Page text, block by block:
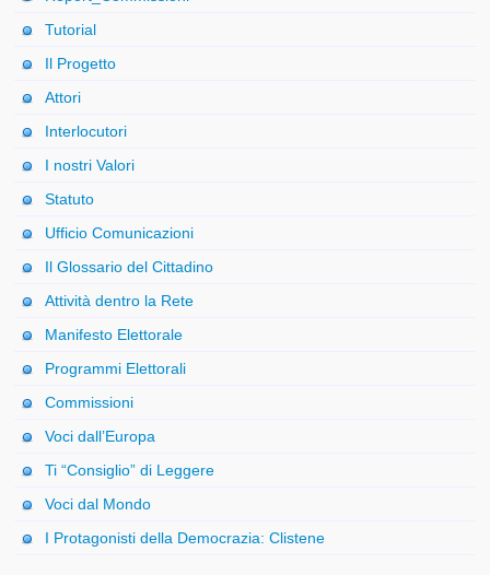
Tutorial
Il Progetto
Attori
Interlocutori
I nostri Valori
Statuto
Ufficio Comunicazioni
Il Glossario del Cittadino
Attività dentro la Rete
Manifesto Elettorale
Programmi Elettorali
Commissioni
Voci dall’Europa
Ti “Consiglio” di Leggere
Voci dal Mondo
I Protagonisti della Democrazia: Clistene